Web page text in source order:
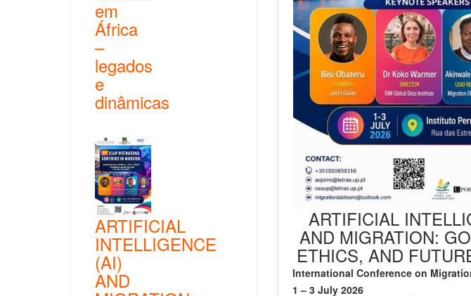
em
África
–
legados
e
dinâmicas
ARTIFICIAL
INTELLIGENCE
(AI)
AND
ARTIFICIAL
AND MIGRATION:
ETHICS, AND
International Conference on
1 – 3 July 2026